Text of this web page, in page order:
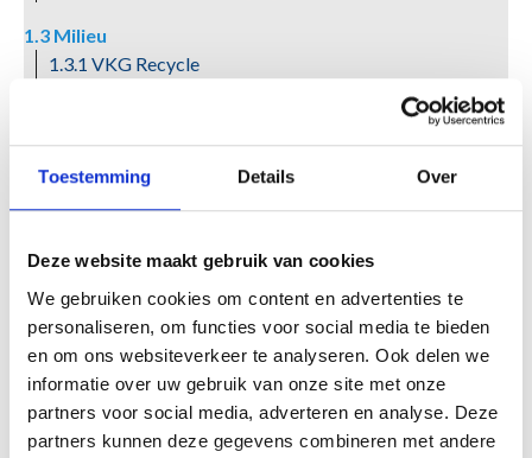
Toestemming Details Over
Deze website maakt gebruik van cookies
We gebruiken cookies om content en advertenties te
personaliseren, om functies voor social media te bieden
en om ons websiteverkeer te analyseren. Ook delen we
informatie over uw gebruik van onze site met onze
partners voor social media, adverteren en analyse. Deze
partners kunnen deze gegevens combineren met andere
1.3 Milieu
1.3.1 VKG Recycle
1.3.3 Milieurelevante productinformatie
1.3.4 Duurzaam bouwen
1.6 Basisvoorwaarden
1.8 Aanduidingen op tekeningen
1.8.1 Beweegbare delen
1.8.2 Geveltypen
1.8.3 Namen en hoofdmaten van profielen
1.9 Relatie met het Bouwbesluit en normen